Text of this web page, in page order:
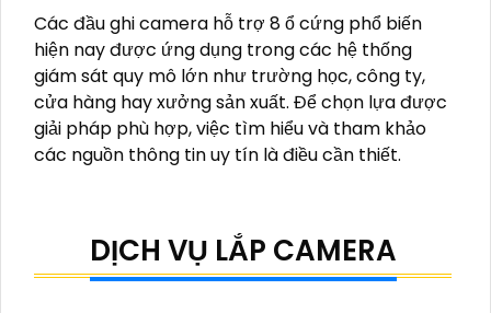
Các đầu ghi camera hỗ trợ 8 ổ cứng phổ biến
hiện nay được ứng dụng trong các hệ thống
giám sát quy mô lớn như trường học, công ty,
cửa hàng hay xưởng sản xuất. Để chọn lựa được
giải pháp phù hợp, việc tìm hiểu và tham khảo
các nguồn thông tin uy tín là điều cần thiết.
DỊCH VỤ LẮP CAMERA